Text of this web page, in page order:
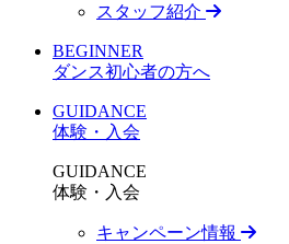
スタッフ紹介
BEGINNER
ダンス初心者の方へ
GUIDANCE
体験・入会
GUIDANCE
体験・入会
キャンペーン情報